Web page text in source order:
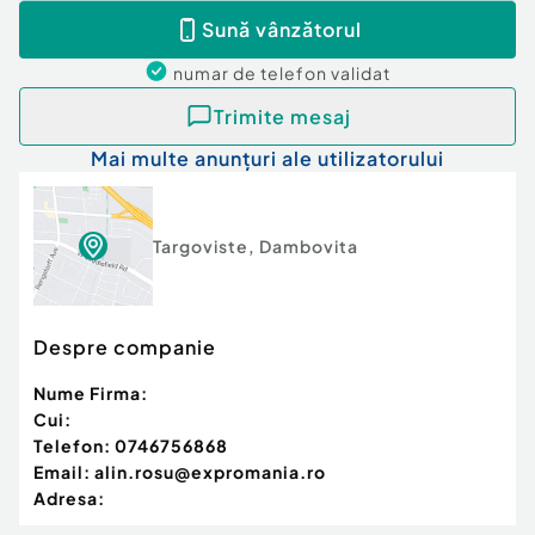
cheie, cu încredere
Id intern: EXP1759
Număr niveluri imobil:2
Număr Băi:
Comision cumpărător:0%
Nr. locuri parcare:
Curent
Apă
Canalizare
Gaz
Sună vânzătorul
numar de telefon validat
Trimite mesaj
Mai multe anunțuri ale utilizatorului
Targoviste, Dambovita
Despre companie
Nume Firma:
Cui:
Telefon: 0746756868
Email: alin.rosu@expromania.ro
Adresa: